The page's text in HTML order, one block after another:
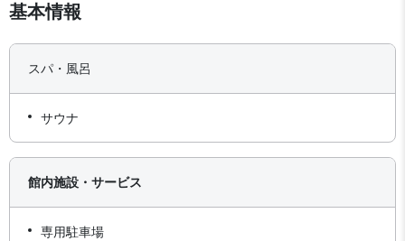
基本情報
スパ・風呂
サウナ
館内施設・サービス
専用駐車場